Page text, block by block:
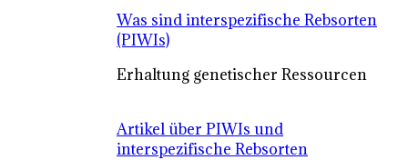
Was sind interspezifische Rebsorten
(PIWIs)
Erhaltung genetischer Ressourcen
Artikel über PIWIs und
interspezifische Rebsorten